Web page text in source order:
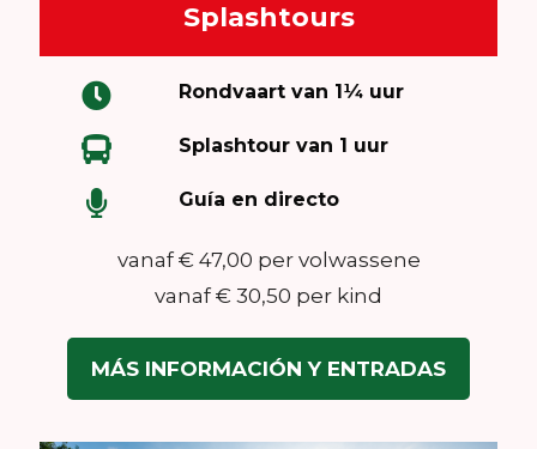
Splashtours
Rondvaart van 1¼ uur
Splashtour van 1 uur
Guía en directo
vanaf € 47,00 per volwassene
vanaf € 30,50 per kind
MÁS INFORMACIÓN Y ENTRADAS